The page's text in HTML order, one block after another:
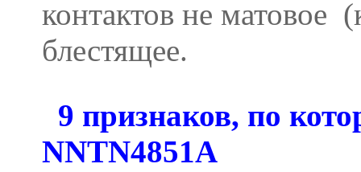
контактов не матовое
блестящее.
9 признаков, по
NNTN4851A